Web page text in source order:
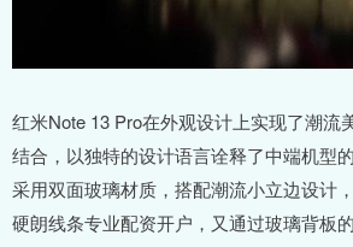
红米Note 13 Pro在外观设计上实现了潮流
结合，以独特的设计语言诠释了中端机型
采用双面玻璃材质，搭配潮流小立边设计
硬朗线条专业配资开户，又通过玻璃背板